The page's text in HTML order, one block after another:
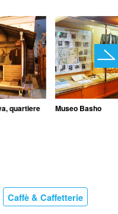
quartiere
Museo Basho
Caffè & Caffetterie